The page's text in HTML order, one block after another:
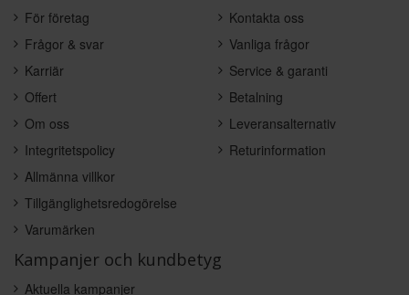
För företag
Frågor & svar
Karriär
Offert
Om oss
Integritetspolicy
Allmänna villkor
Tillgänglighetsredogörelse
Varumärken
Kontakta oss
Vanliga frågor
Service & garanti
Betalning
Leveransalternativ
Returinformation
Kampanjer och kundbetyg
Aktuella kampanjer